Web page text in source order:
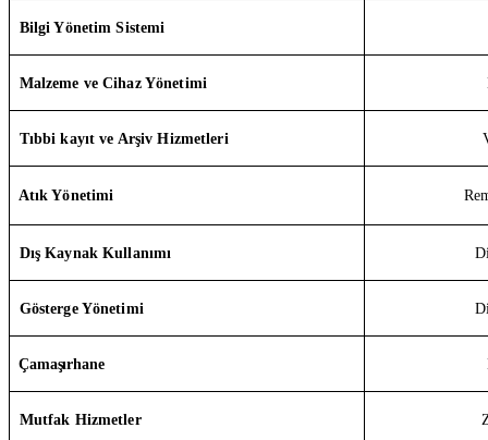
Bilgi Yönetim Sistemi
Malzeme ve Cihaz Yönetimi
Tıbbi kayıt ve Arşiv Hizmetleri
Atık Yönetimi
Dış Kaynak Kullanımı
Gösterge Yönetimi
Çamaşırhane
Mutfak Hizmetler